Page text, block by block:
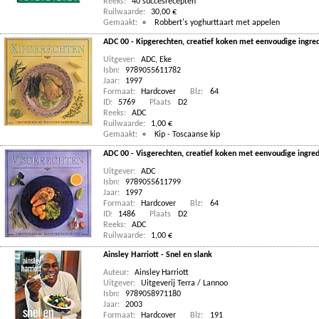
Ruilwaarde:
30,00 €
Gemaakt:
Robbert's yoghurttaart met appelen
ADC 00 - Kipgerechten, creatief koken met eenvoudige
Uitgever:
ADC, Eke
Isbn:
9789055611782
Jaar:
1997
Formaat:
Hardcover Blz:
64
ID:
5769 Plaats
D2
Reeks:
ADC
Ruilwaarde:
1,00 €
Gemaakt:
Kip - Toscaanse kip
ADC 00 - Visgerechten, creatief koken met eenvoudige
Uitgever:
ADC
Isbn:
9789055611799
Jaar:
1997
Formaat:
Hardcover Blz:
64
ID:
1486 Plaats
D2
Reeks:
ADC
Ruilwaarde:
1,00 €
Ainsley Harriott - Snel en slank
Auteur:
Ainsley Harriott
Uitgever:
Uitgeverij Terra / Lannoo
Isbn:
9789058971180
Jaar:
2003
Formaat:
Hardcover Blz:
191